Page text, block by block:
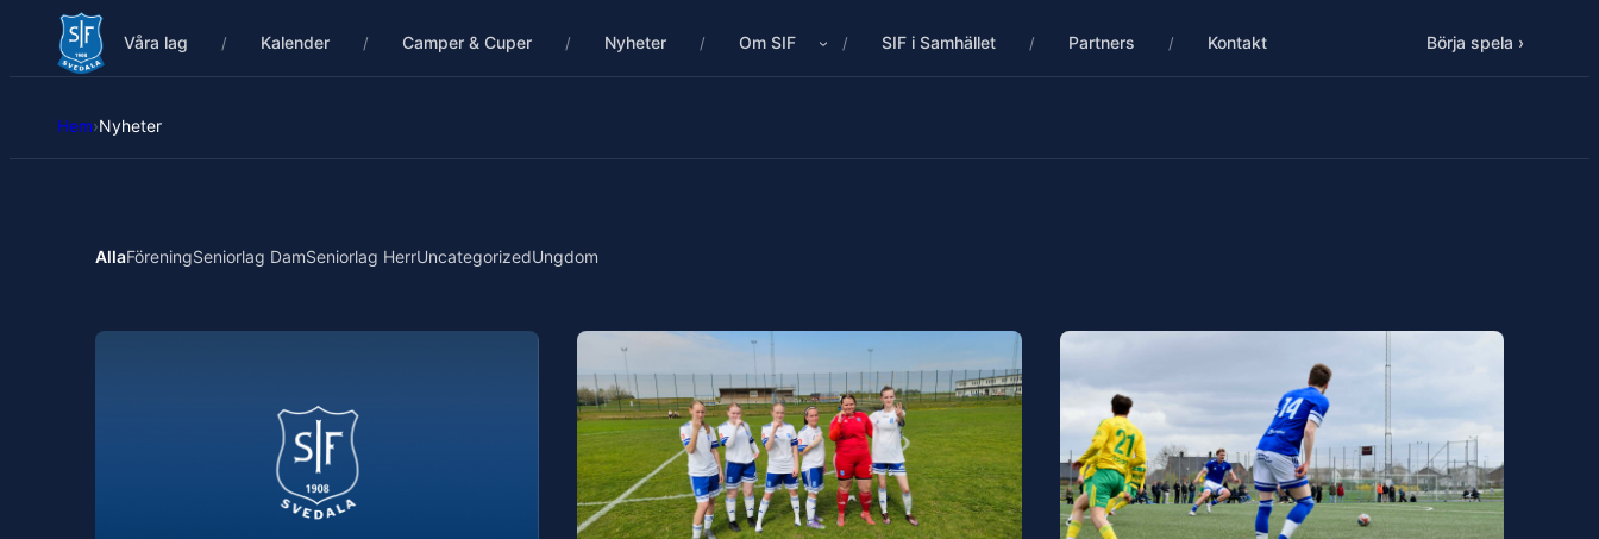
Våra lag Kalender Camper & Cuper Nyheter Om SIF SIF i Samhället Partners Kontakt Börja spela ›
Hem›Nyheter
AllaFöreningSeniorlag DamSeniorlag HerrUncategorizedUngdom